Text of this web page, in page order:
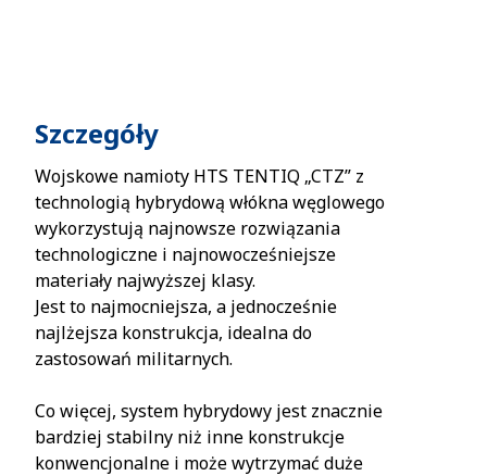
Szczegóły
Wojskowe namioty HTS TENTIQ „CTZ” z
technologią hybrydową włókna węglowego
wykorzystują najnowsze rozwiązania
technologiczne i najnowocześniejsze
materiały najwyższej klasy.
Jest to najmocniejsza, a jednocześnie
najlżejsza konstrukcja, idealna do
zastosowań militarnych.
Co więcej, system hybrydowy jest znacznie
bardziej stabilny niż inne konstrukcje
konwencjonalne i może wytrzymać duże